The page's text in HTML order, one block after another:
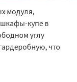
модуля,
купе в
углу
что